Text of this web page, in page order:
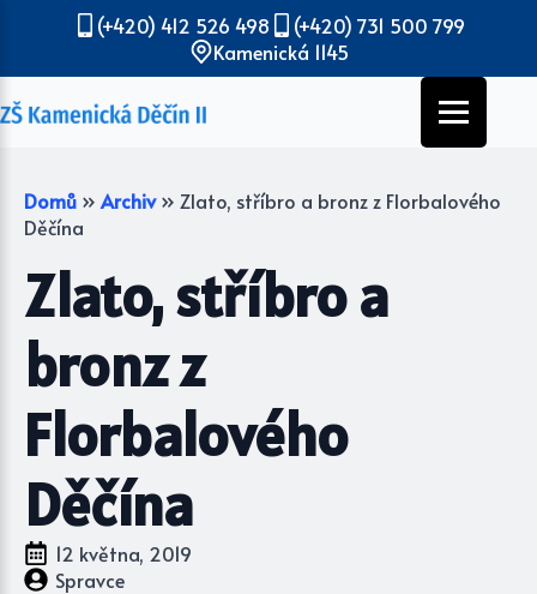
(+420) 412 526 498
(+420) 731 500 799
Kamenická 1145
Domů » Archiv » Zlato, stříbro a bronz z Florbalového
Děčína
Zlato, stříbro a
bronz z
Florbalového
Děčína
12 května, 2019
Spravce